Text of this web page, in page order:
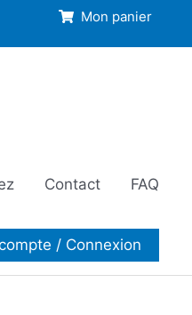
Mon panier
Contact FAQ
/ Connexion